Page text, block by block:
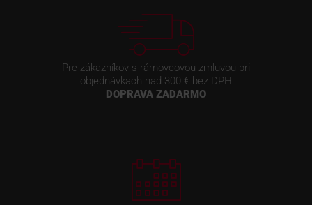
Pre zákazníkov s rámovcovou zmluvou pri
objednávkach nad 300 € bez DPH
DOPRAVA ZADARMO